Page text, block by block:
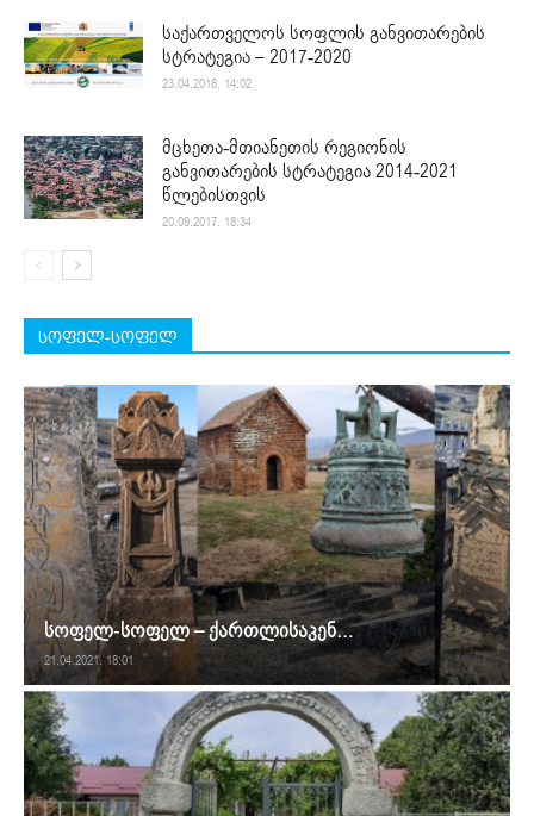
საქართველოს სოფლის განვითარების
სტრატეგია – 2017-2020
23.04.2018. 14:02
მცხეთა-მთიანეთის რეგიონის
განვითარების სტრატეგია 2014-2021
წლებისთვის
20.09.2017. 18:34
სოფელ-სოფელ
სოფელ-სოფელ – ქართლისაკენ…
21.04.2021. 18:01